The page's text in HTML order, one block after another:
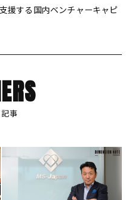
援する国内ベンチャーキャピ
事